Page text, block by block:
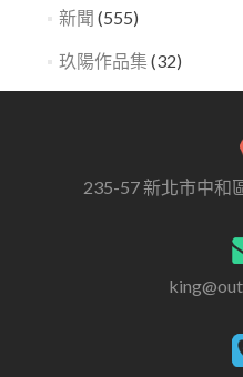
新聞 (555)
玖陽作品集 (32)
235-57 新北市中和